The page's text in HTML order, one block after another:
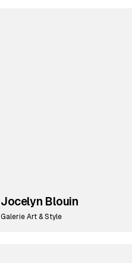
Jocelyn Blouin
Galerie Art & Style